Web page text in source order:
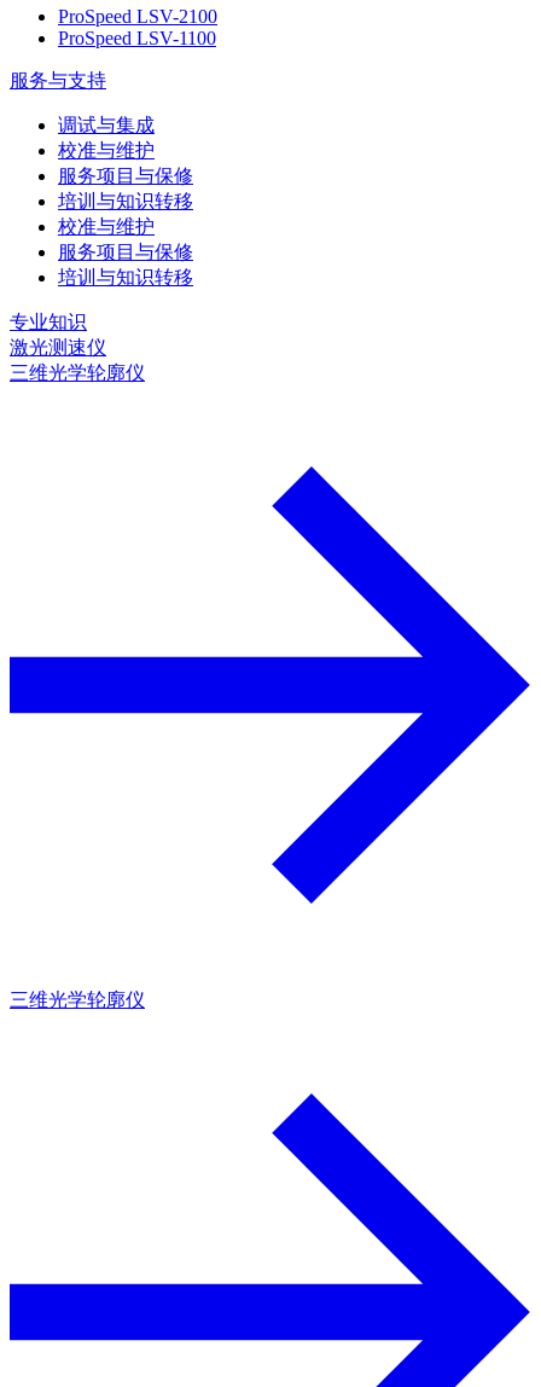
ProSpeed LSV-2100
ProSpeed LSV-1100
服务与支持
调试与集成
校准与维护
服务项目与保修
培训与知识转移
校准与维护
服务项目与保修
培训与知识转移
专业知识
激光测速仪
三维光学轮廓仪
三维光学轮廓仪